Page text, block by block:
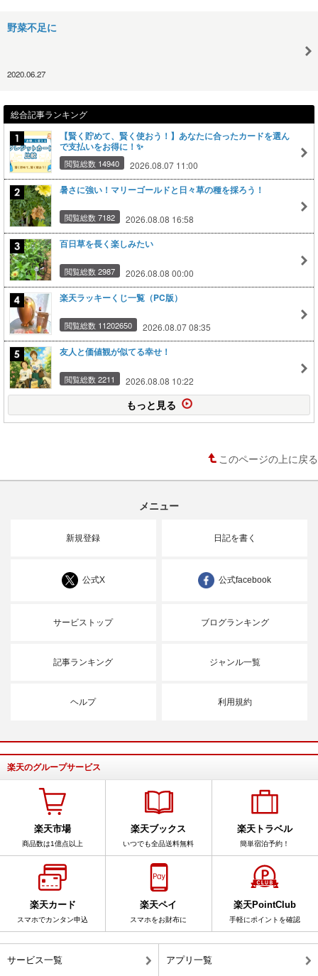
野菜不足に
2020.06.27
総合記事ランキング
【賢く貯めて、賢く使おう！】あなたに合ったカードを選ん
で支払いをお得に！✨
閲覧総数 14940 2026.08.07 11:00
暑さに強い！マリーゴールドと日々草の種を採ろう！
閲覧総数 7182 2026.08.08 16:58
百日草を長く楽しみたい
閲覧総数 2987 2026.08.08 00:00
楽天ラッキーくじ一覧（PC版）
閲覧総数 11202650 2026.08.07 08:35
友人と価値観が似てる幸せ！
閲覧総数 2211 2026.08.08 10:22
もっと見る
このページの上に戻る
メニュー
新規登録 日記を書く
公式X 公式facebook
サービストップ ブログランキング
記事ランキング ジャンル一覧
ヘルプ 利用規約
楽天のグループサービス
楽天市場
商品数は1億点以上
楽天ブックス
いつでも全品送料無料
楽天トラベル
簡単宿泊予約！
楽天カード
スマホでカンタン申込
楽天ペイ
スマホをお財布に
楽天PointClub
手軽にポイントを確認
サービス一覧 アプリ一覧